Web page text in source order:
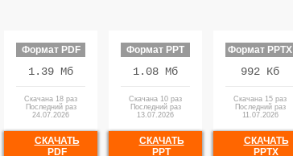
Формат PDF
1.39 Мб
Скачана 18 раз
Последний раз
24.07.2026
СКАЧАТЬ
PDF
Формат PPT
1.08 Мб
Скачана 10 раз
Последний раз
13.07.2026
СКАЧАТЬ
PPT
Формат PPTX
992 Кб
Скачана 15 раз
Последний раз
11.07.2026
СКАЧАТЬ
PPTX